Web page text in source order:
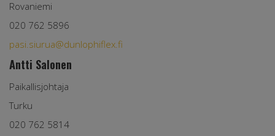
Rovaniemi
020 762 5896
pasi.siurua@dunlophiflex.fi
Antti Salonen
Paikallisjohtaja
Turku
020 762 5814